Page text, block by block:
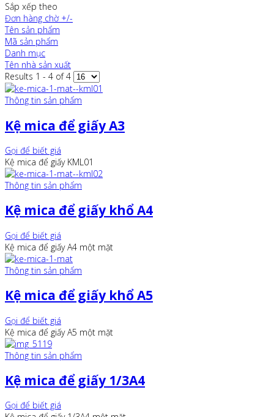
Sắp xếp theo
Đơn hàng chờ +/-
Tên sản phẩm
Mã sản phẩm
Danh mục
Tên nhà sản xuất
Results 1 - 4 of 4
Thông tin sản phẩm
Kệ mica để giấy A3
Gọi để biết giá
Kệ mica để giấy KML01
Thông tin sản phẩm
Kệ mica để giấy khổ A4
Gọi để biết giá
Kệ mica để giấy A4 một mặt
Thông tin sản phẩm
Kệ mica để giấy khổ A5
Gọi để biết giá
Kệ mica để giấy A5 một mặt
Thông tin sản phẩm
Kệ mica để giấy 1/3A4
Gọi để biết giá